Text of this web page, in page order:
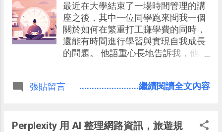
最近在大學結束了一場時間管理的講
座之後，其中一位同學跑來問我一個
關於如何在繁重打工賺學費的同時，
還能有時間進行學習與實現自我成長
的問題。 他語重心長地告訴我，他不
人生目標，因此時間的分配成了他的
張貼留言 ........................繼續閱讀全文內容
Perplexity 用 AI 整理網路資訊，旅遊規